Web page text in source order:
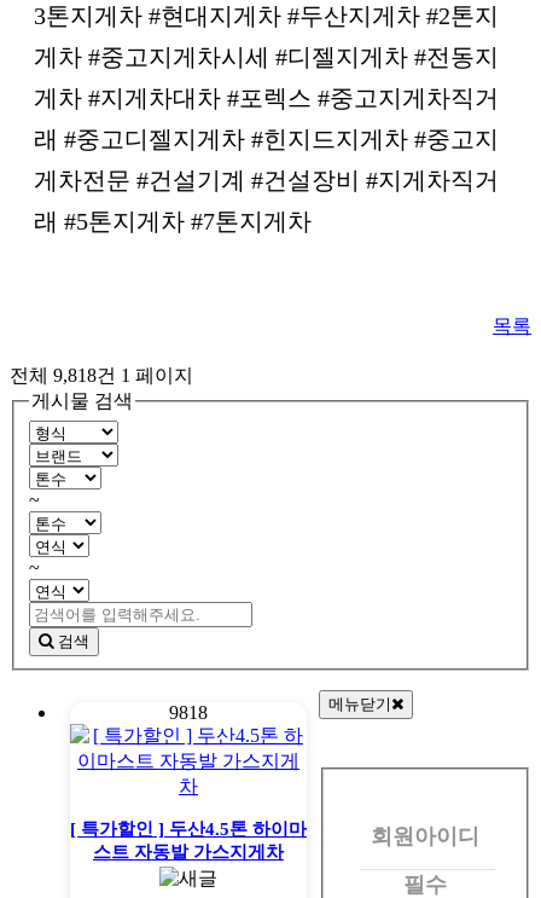
3톤지게차 #현대지게차 #두산지게차 #2톤지
게차 #중고지게차시세 #디젤지게차 #전동지
게차 #지게차대차 #포렉스 #중고지게차직거
래 #중고디젤지게차 #힌지드지게차 #중고지
게차전문 #건설기계 #건설장비 #지게차직거
래 #5톤지게차 #7톤지게차
목록
전체 9,818건 1 페이지
게시물 검색
~
~
검색
9818
[ 특가할인 ] 두산4.5톤 하이마
스트 자동발 가스지게차
메뉴닫기
회
회원아이디
필수